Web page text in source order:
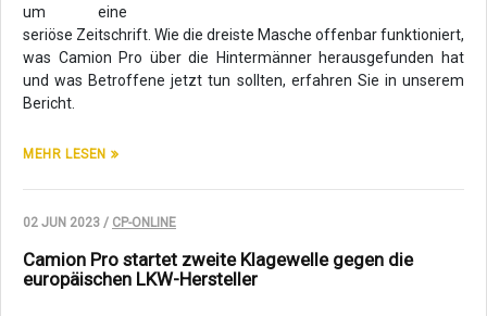
um eine
seriöse Zeitschrift. Wie die dreiste Masche offenbar funktioniert,
was Camion Pro über die Hintermänner herausgefunden hat
und was Betroffene jetzt tun sollten, erfahren Sie in unserem
Bericht.
MEHR LESEN
02 JUN 2023 / CP-ONLINE
Camion Pro startet zweite Klagewelle gegen die
europäischen LKW-Hersteller